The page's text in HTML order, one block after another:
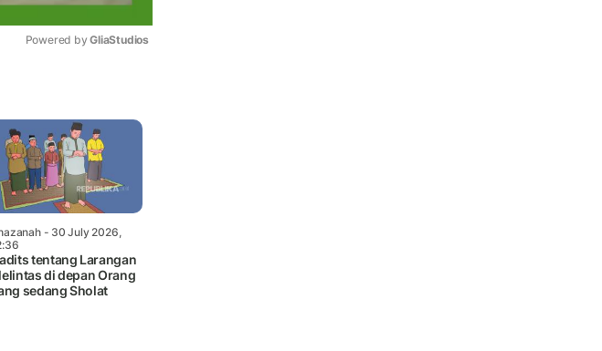
Powered by GliaStudios
- 30 July 2026,
tentang Larangan
di depan Orang
sedang Sholat